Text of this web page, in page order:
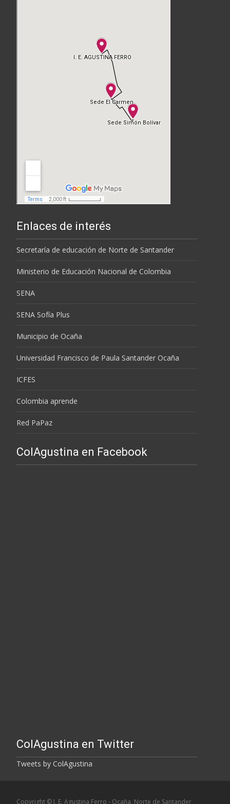
Enlaces de interés
Secretaría de educación de Norte de Santander
Ministerio de Educación Nacional de Colombia
SENA
SENA Sofía Plus
Municipio de Ocaña
Universidad Francisco de Paula Santander Ocaña
ICFES
Colombia aprende
Red PaPaz
ColAgustina en Facebook
ColAgustina en Twitter
Tweets by ColAgustina
Copyright © I. E. Agustina Ferro - Ocaña, Norte de Santander